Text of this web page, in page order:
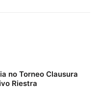
no Torneo Clausura
Riestra